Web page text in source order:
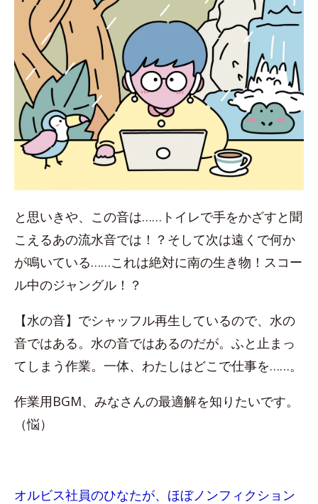
と思いきや、この音は……トイレで手をかざすと聞
こえるあの流水音では！？そして次は遠くで何か
が鳴いている……これは絶対に南の生き物！スコー
ル中のジャングル！？
【水の音】でシャッフル再生しているので、水の
音ではある。水の音ではあるのだが。ふと止まっ
てしまう作業。一体、わたしはどこで仕事を……。
作業用BGM、みなさんの最適解を知りたいです。
（悩）
オルビス社員のひなたが、ほぼノンフィクション